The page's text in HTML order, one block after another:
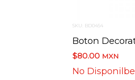
SKU: BD0454
$80.00 MXN
No Disponilbe